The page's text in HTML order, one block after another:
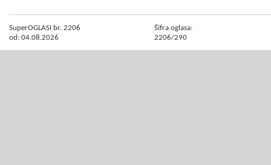
SuperOGLASI br. 2206
od: 04.08.2026
Šifra oglasa:
2206/290